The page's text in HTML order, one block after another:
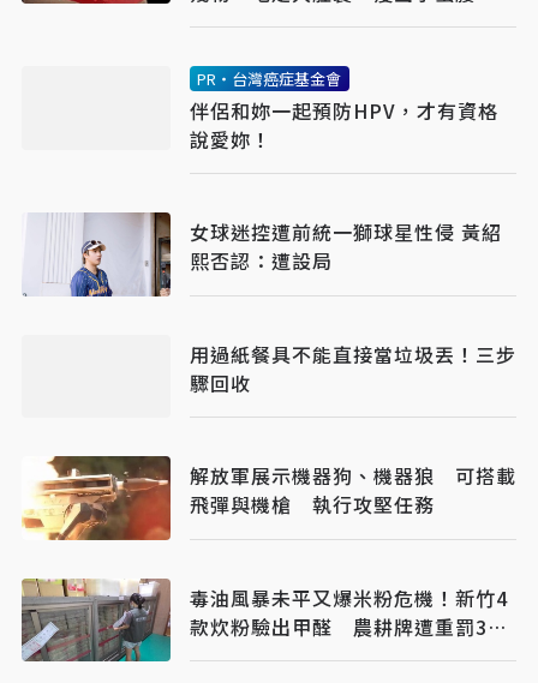
PR・台灣癌症基金會
伴侶和妳一起預防HPV，才有資格
說愛妳！
女球迷控遭前統一獅球星性侵 黃紹
熙否認：遭設局
用過紙餐具不能直接當垃圾丟！三步
驟回收
解放軍展示機器狗、機器狼 可搭載
飛彈與機槍 執行攻堅任務
毒油風暴未平又爆米粉危機！新竹4
款炊粉驗出甲醛 農耕牌遭重罰384
萬